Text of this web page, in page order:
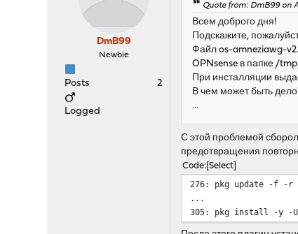
[WARN] One or more
[WARN] Plugin will
==> Step 2:
[OK] No existing
==> Step 3:
[OK] Plugin files
==> Step 4:
Stopping
Starting configd.
DmB99
Newbie
Posts 2
Logged
Quote from: DmB99 on
Всем доброго дня!
Подскажите,
Файл os-amneziawg-
OPNsense в папке /
При инсталляции
В чем может быть
...
С этой проблемой
предотвращения
Code Select
276: pkg update -f -r
...
305: pkg install -y -U